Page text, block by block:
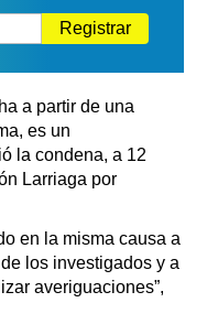
Registrar
a partir de una
es un
la condena, a 12
Larriaga por
en la misma causa a
los investigados y a
averiguaciones”,